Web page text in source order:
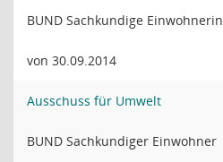
BUND Sachkundige Einwohnerin
von 30.09.2014
Ausschuss für Umwelt
BUND Sachkundiger Einwohner